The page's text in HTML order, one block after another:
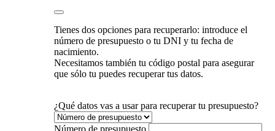
Tienes dos opciones para recuperarlo: introduce el
número de presupuesto o tu DNI y tu fecha de
nacimiento.
Necesitamos también tu código postal para asegurar
que sólo tu puedes recuperar tus datos.
¿Qué datos vas a usar para recuperar tu presupuesto?
Número de presupuesto